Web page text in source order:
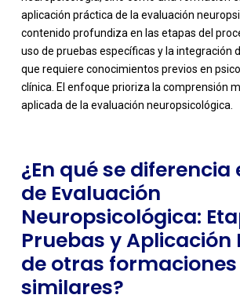
aplicación práctica de la evaluación
contenido profundiza en las etapas del
uso de pruebas específicas y la integración
que requiere conocimientos previos en
clínica. El enfoque prioriza la comprensión
aplicada de la evaluación neuropsicológica.
-
¿En qué se diferencia
de Evaluación
Neuropsicológica:
Pruebas y Aplicación
de otras formaciones
similares?